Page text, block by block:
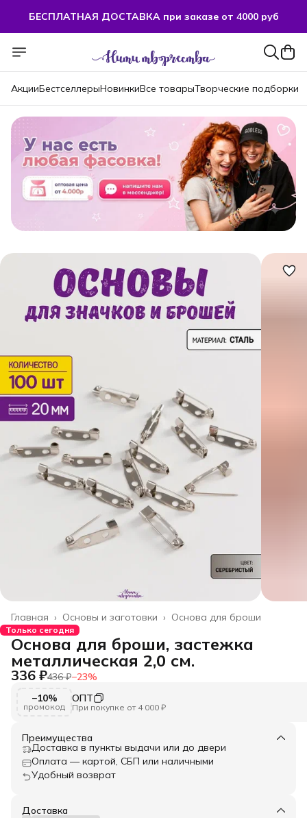
БЕСПЛАТНАЯ ДОСТАВКА при заказе от 4000 руб
БЕСПЛАТНАЯ ДОСТАВКА при заказе от 4000 руб
АкцииБестселлерыНовинкиВсе товарыТворческие подборки
Основа для броши
Основы и заготовки ›
Главная ›
Только сегодня
Основа для броши, застежка
металлическая 2,0 см.
336 ₽436 ₽−23%
−10%
промокод
ОПТ
При покупке от 4 000 ₽
Преимущества
Доставка в пункты выдачи или до двери
Оплата — картой, СБП или наличными
Удобный возврат
Доставка